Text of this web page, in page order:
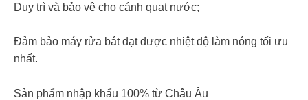
Duy trì và bảo vệ cho cánh quạt nước;
Đảm bảo máy rửa bát đạt được nhiệt độ làm nóng tối ưu
nhất.
Sản phẩm nhập khẩu 100% từ Châu Âu